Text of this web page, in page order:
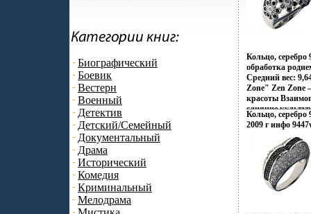
Биографический
Боевик
Вестерн
Военный
Детектив
Детский/Семейный
Документальный
Драма
Исторический
Комедия
Криминальный
Мелодрама
Кольцо,
обработка
Средний вес:
Zone" Zen Zone
красоты
слияние
контрастов и
Настроения
французских
индийских
рифов и
динамика моды
этовдзбъ
Zen Zone
Кольцо, серебро
2009 г инфо